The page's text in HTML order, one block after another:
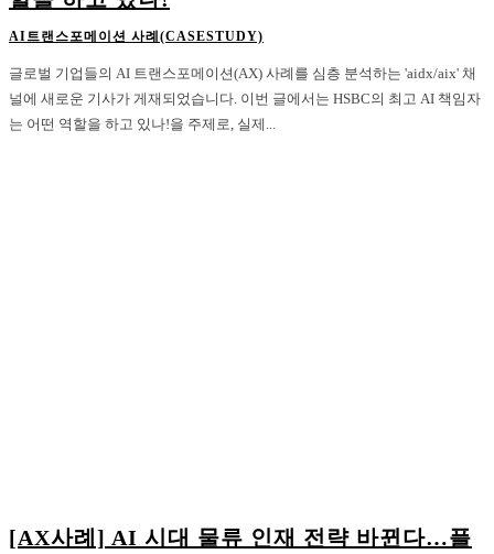
AI트랜스포메이션 사례(CASESTUDY)
글로벌 기업들의 AI 트랜스포메이션(AX) 사례를 심층 분석하는 'aidx/aix' 채
널에 새로운 기사가 게재되었습니다. 이번 글에서는 HSBC의 최고 AI 책임자
는 어떤 역할을 하고 있나!을 주제로, 실제...
[AX사례] AI 시대 물류 인재 전략 바뀐다…플